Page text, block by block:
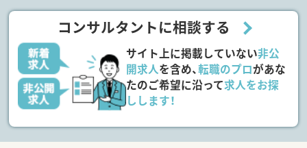
います。
■経験の有無やブランクは一切問いませんので、周囲と協力しな
がら誠実に業務に取り組んでいただける方を求めています。
■60歳以上の方の応募も歓迎しており、これまでに培ってきた
豊かな知識や経験を地域の患者様のために活かしたい方を募集
します。
■熊本市を中心に21店舗もの調剤薬局を展開しており、地域密
着型の医療提供体制を構築している安定感のある法人です。
コンサルタントに相談する
サイト上に掲載していない非公
開求人を含め、転職のプロがあな
たのご希望に沿って求人をお探
しします！